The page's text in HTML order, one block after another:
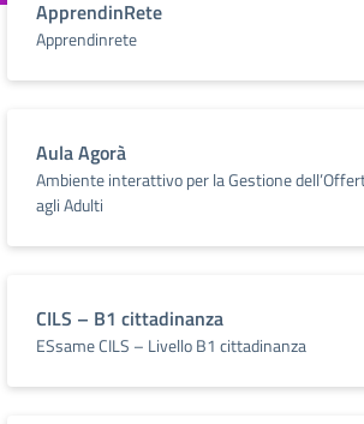
ApprendinRete
Apprendinrete
Aula Agorà
Ambiente interattivo per la Gestione
agli Adulti
CILS – B1 cittadinanza
ESsame CILS – Livello B1 cittadinanza